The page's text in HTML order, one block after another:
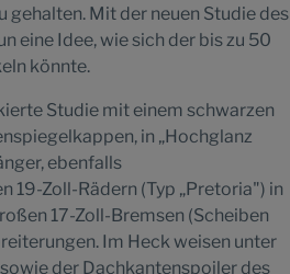
gehalten. Mit der neuen Studie des
eine Idee, wie sich der bis zu 50
könnte.
Studie mit einem schwarzen
in „Hochglanz
ebenfalls
19-Zoll-Rädern (Typ „Pretoria") in
17-Zoll-Bremsen (Scheiben
Im Heck weisen unter
der Dachkantenspoiler des